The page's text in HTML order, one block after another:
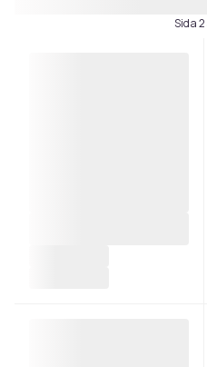
Sida 2